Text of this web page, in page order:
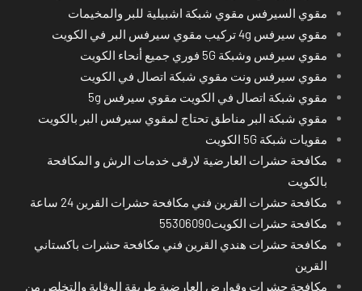
مقوي السيرفس مقوي شبكة اشبيلية للبر والمخيمات
مقوي سيرفس 4g تركيب مقوي سيرفس البر في الكويت
مقوي سيرفس وشبكة 5G فوري جميع أنحاء الكويت
مقوي سيرفس ونت مقوي شبكة اتصال في الكويت
مقوي شبكة اتصال في الكويت مقوي سيرفس 5g
مقوي شبكة البر مناطق تحتاج لمقوي سيرفس البر بالكويت
مقويات شبكة 5G الكويت
مكافحة حشرات العارضية لارقى خدمات الرش و المكافحة
بالكويت
مكافحة حشرات القرين فني مكافحة حشرات القرين 24 ساعة
مكافحة حشرات الكويت55306090
مكافحة حشرات هندي القرين فني مكافحة حشرات باكستاني
القرين
مكافحة حشرات وقوارض العارضية طريقة الوقاية والتخلص من